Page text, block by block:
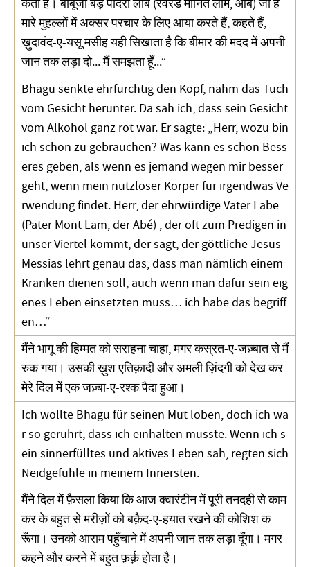
कती है। बाबूजी बड़े पादरी लाबे (रेवरेंड मोनित लाम, आबे) जो ह
मारे मुहल्लों में अक्सर परचार के लिए आया करते हैं, कहते हैं,
ख़ुदावंद-ए-यसू मसीह यही सिखाता है कि बीमार की मदद में अपनी
जान तक लड़ा दो... मैं समझता हूँ...”
Bhagu senkte ehrfürchtig den Kopf, nahm das Tuch
vom Gesicht herunter. Da sah ich, dass sein Gesicht
vom Alkohol ganz rot war. Er sagte: „Herr, wozu bin
ich schon zu gebrauchen? Was kann es schon Bess
eres geben, als wenn es jemand wegen mir besser
geht, wenn mein nutzloser Körper für irgendwas Ve
rwendung findet. Herr, der ehrwürdige Vater Labe
(Pater Mont Lam, der Abé) , der oft zum Predigen in
unser Viertel kommt, der sagt, der göttliche Jesus
Messias lehrt genau das, dass man nämlich einem
Kranken dienen soll, auch wenn man dafür sein eig
enes Leben einsetzten muss… ich habe das begriff
en…“
मैंने भागू की हिम्मत को सराहना चाहा, मगर कस्रत-ए-जज़्बात से मैं
रुक गया। उसकी ख़ुश एतिक़ादी और अमली ज़िंदगी को देख कर
मेरे दिल में एक जज़्बा-ए-रश्क पैदा हुआ।
Ich wollte Bhagu für seinen Mut loben, doch ich wa
r so gerührt, dass ich einhalten musste. Wenn ich s
ein sinnerfülltes und aktives Leben sah, regten sich
Neidgefühle in meinem Innersten.
मैंने दिल में फ़ैसला किया कि आज क्वारंटीन में पूरी तनदही से काम
कर के बहुत से मरीज़ों को बक़ैद-ए-हयात रखने की कोशिश क
रूँगा। उनको आराम पहुँचाने में अपनी जान तक लड़ा दूँगा। मगर
कहने और करने में बहुत फ़र्क़ होता है।